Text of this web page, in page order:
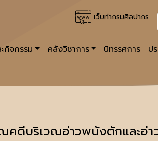
เว็บท่ากรมศิลปากร
กิจกรรม คลังวิชาการ นิทรรศการ ป
ณคดีบริเวณอ่าวพนังตักและอ่